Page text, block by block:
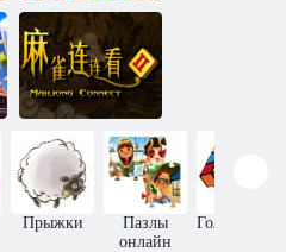
Башня обороны
короля Ругни
Маджонг
Коннект 2
Прыжки
Пазлы
онлайн